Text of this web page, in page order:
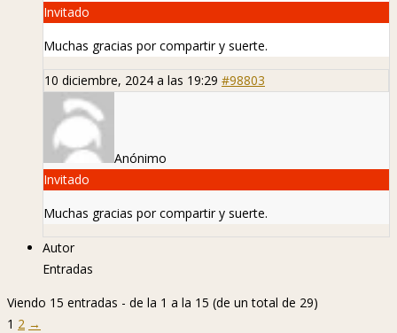
Invitado
Muchas gracias por compartir y suerte.
10 diciembre, 2024 a las 19:29 #98803
Anónimo
Invitado
Muchas gracias por compartir y suerte.
Autor
Entradas
Viendo 15 entradas - de la 1 a la 15 (de un total de 29)
1 2 →